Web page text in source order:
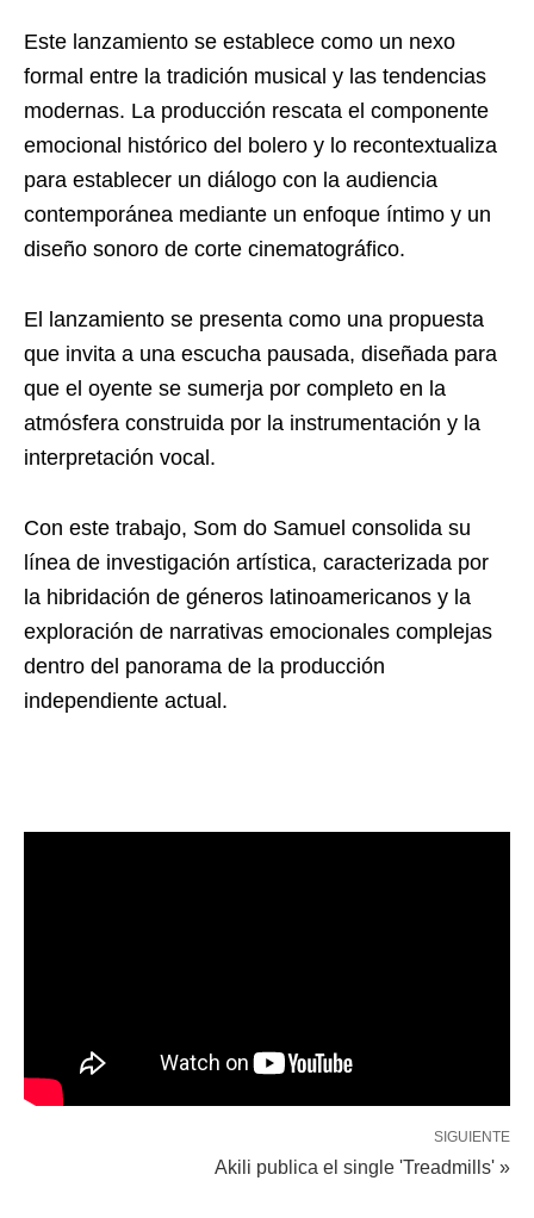
Este lanzamiento se establece como un nexo
formal entre la tradición musical y las tendencias
modernas. La producción rescata el componente
emocional histórico del bolero y lo recontextualiza
para establecer un diálogo con la audiencia
contemporánea mediante un enfoque íntimo y un
diseño sonoro de corte cinematográfico.
El lanzamiento se presenta como una propuesta
que invita a una escucha pausada, diseñada para
que el oyente se sumerja por completo en la
atmósfera construida por la instrumentación y la
interpretación vocal.
Con este trabajo, Som do Samuel consolida su
línea de investigación artística, caracterizada por
la hibridación de géneros latinoamericanos y la
exploración de narrativas emocionales complejas
dentro del panorama de la producción
independiente actual.
SIGUIENTE
Akili publica el single 'Treadmills' »